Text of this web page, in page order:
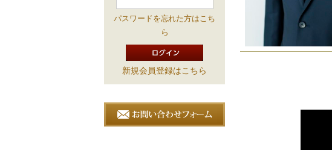
パスワードを忘れた方はこち
ら
新規会員登録はこちら